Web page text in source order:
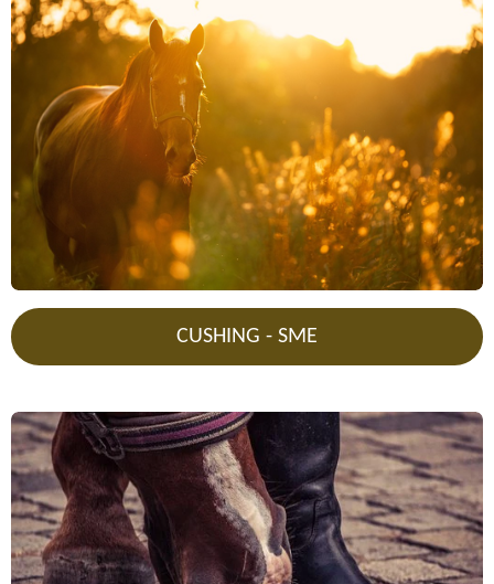
CUSHING - SME